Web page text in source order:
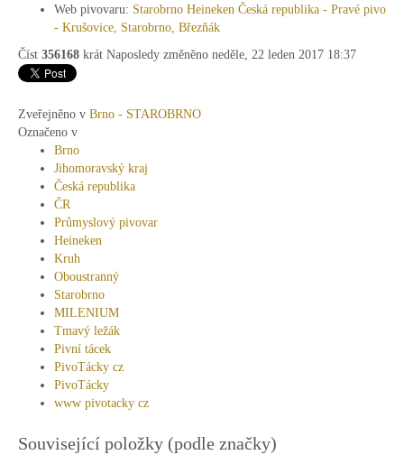
Web pivovaru: Starobrno Heineken Česká republika - Pravé pivo
- Krušovice, Starobrno, Březňák
Číst 356168 krát Naposledy změněno neděle, 22 leden 2017 18:37
Zveřejněno v Brno - STAROBRNO
Označeno v
Brno
Jihomoravský kraj
Česká republika
ČR
Průmyslový pivovar
Heineken
Kruh
Oboustranný
Starobrno
MILENIUM
Tmavý ležák
Pivní tácek
PivoTácky cz
PivoTácky
www pivotacky cz
Související položky (podle značky)